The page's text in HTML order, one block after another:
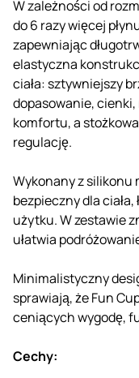
W zależności od
do 6 razy więcej
zapewniając
elastyczna
ciała: sztywniejszy
dopasowanie,
komfortu, a
regulację.
Wykonany z silikonu
bezpieczny dla
użytku. W zestawie
ułatwia
Minimalistyczny
sprawiają, że Fun
ceniących wygodę,
Cechy: